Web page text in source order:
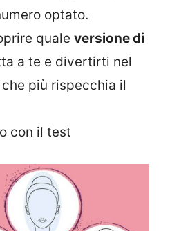
optato.
quale versione di
a te e divertirti nel
più rispecchia il
con il test